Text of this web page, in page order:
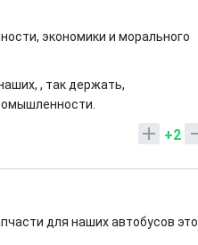
экономики и морального
, так держать,
+2
для наших автобусов это